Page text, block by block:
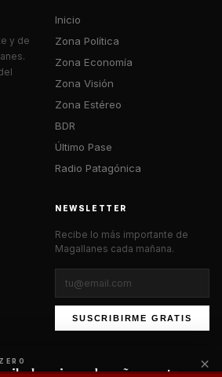
y de
Inicio
Zona Política
Zona Economía
Zona Visión
Zona Estéreo
BDR
Último Pase
Radio Patagónica
NEWSLETTER
Recibe lo más importante de
Magallanes cada mañana.
SUSCRIBIRME GRATIS
lo mejor cada mañana en tu ×